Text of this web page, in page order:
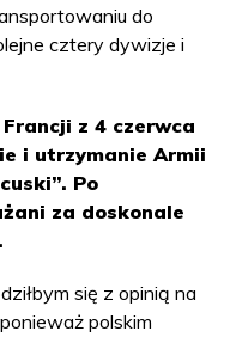
do
cztery dywizje i
z 4 czerwca
i utrzymanie Armii
Po
za doskonale
się z opinią na
polskim